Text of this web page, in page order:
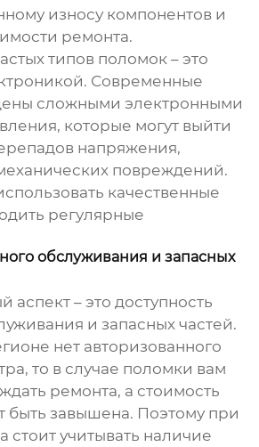
износу компонентов и
ремонта.
типов поломок – это
Современные
сложными электронными
которые могут выйти
напряжения,
повреждений.
качественные
регулярные
обслуживания и запасных
– это доступность
и запасных частей.
нет авторизованного
то в случае поломки вам
ремонта, а стоимость
быть завышена. Поэтому при
стоит учитывать наличие